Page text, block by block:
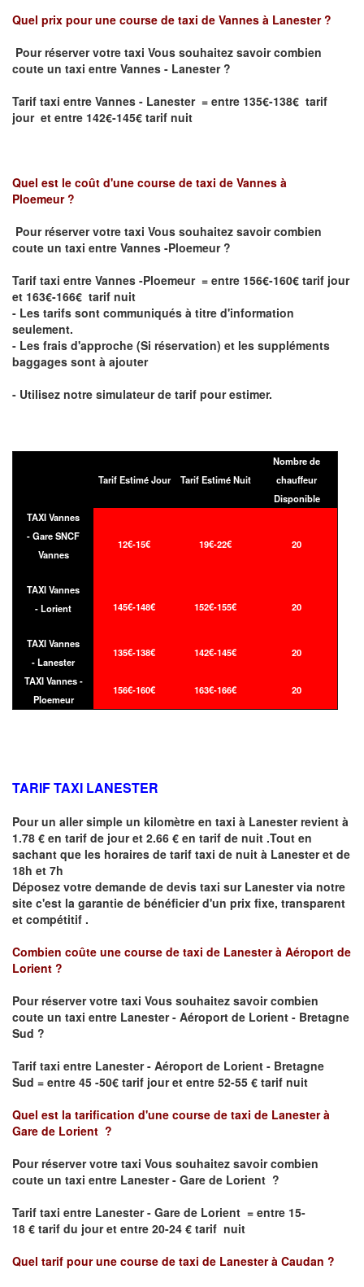
Quel prix pour une course de taxi de Vannes à Lanester ?
Pour réserver votre taxi Vous souhaitez savoircombien
coute un taxi entre Vannes - Lanester ?
Tarif taxi entre Vannes - Lanester = entre 135€-138€ tarif
jour et entre 142€-145€ tarif nuit
Quel est le coût d'une course de taxi de Vannes à
Ploemeur ?
Pour réserver votre taxi Vous souhaitez savoircombien
coute un taxi entre Vannes -Ploemeur?
Tarif taxi entre Vannes -Ploemeur = entre 156€-160€ tarif jour
et 163€-166€ tarif nuit
- Les tarifs sont communiqués à titre d'information
seulement.
- Les frais d'approche (Si réservation) et les suppléments
baggages sont à ajouter
- Utilisez notre simulateur de tarif pour estimer.
Tarif Estimé Jour Tarif Estimé Nuit
Nombre de
chauffeur
Disponible
TAXI Vannes
- Gare SNCF
Vannes
12€-15€ 19€-22€ 20
TAXI Vannes
- Lorient
145€-148€ 152€-155€ 20
TAXI Vannes
- Lanester
135€-138€ 142€-145€ 20
TAXI Vannes -
Ploemeur
156€-160€ 163€-166€ 20
TARIF TAXI LANESTER
Pour un aller simple un kilomètre en taxi à Lanester revient à
1.78 € en tarif de jour et 2.66 € en tarif de nuit .Tout en
sachant que les horaires de tarif taxi de nuit à Lanesteret de
18h et 7h
Déposez votre demande de devis taxi sur Lanestervia notre
site c'est la garantie de bénéficier d'un prix fixe, transparent
et compétitif .
Combien coûte une course de taxi de Lanester à Aéroport de
Lorient ?
Pour réserver votre taxi Vous souhaitez savoircombien
coute un taxi entre Lanester - Aéroport de Lorient - Bretagne
Sud ?
Tarif taxi entre Lanester - Aéroport de Lorient - Bretagne
Sud = entre 45 -50€ tarif jour et entre 52-55 € tarif nuit
Quel est la tarification d'une course de taxi de Lanester à
Gare de Lorient ?
Pour réserver votre taxi Vous souhaitez savoircombien
coute un taxi entre Lanester - Gare de Lorient ?
Tarif taxi entre Lanester - Gare de Lorient = entre 15-
18 € tarif du jour et entre 20-24 € tarif nuit
Quel tarif pour une course de taxi de Lanester à Caudan ?